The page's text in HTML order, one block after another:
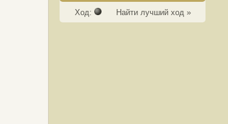
Ход: Найти лучший ход »